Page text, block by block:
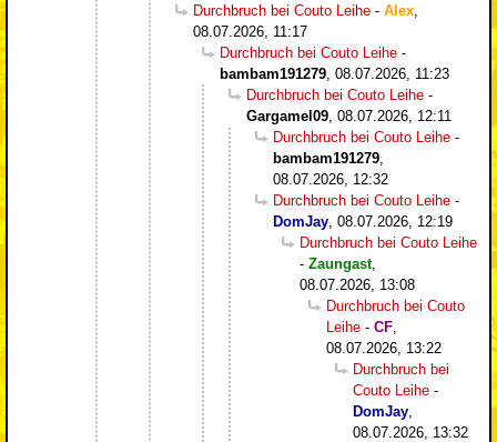
Durchbruch bei Couto Leihe - Alex
08.07.2026, 11:17
Durchbruch bei Couto Leihe -
bambam191279 08.07.2026, 11:23
Durchbruch bei Couto Leihe -
Gargamel09 08.07.2026, 12:11
Durchbruch bei Couto Leihe -
bambam191279
08.07.2026, 12:32
Durchbruch bei Couto Leihe -
DomJay 08.07.2026, 12:19
Durchbruch bei Couto Leihe
- Zaungast,
08.07.2026, 13:08
Durchbruch bei Couto
Leihe - CF
08.07.2026, 13:22
Durchbruch bei
Couto Leihe -
DomJay
08.07.2026, 13:32